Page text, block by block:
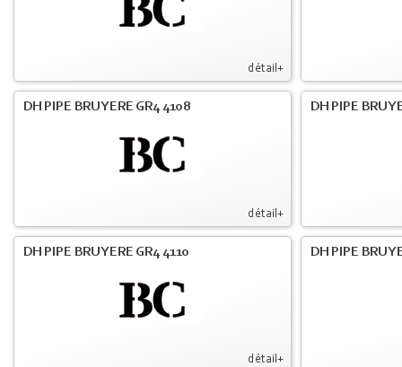
détail+
détail+
DH PIPE BRUYERE GR4 4108 DH PIPE
détail+
DH PIPE BRUYERE GR4 4110 DH PIPE